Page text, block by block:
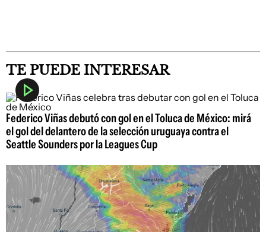
TE PUEDE INTERESAR
Federico Viñas debutó con gol en el Toluca de México: mirá
el gol del delantero de la selección uruguaya contra el
Seattle Sounders por la Leagues Cup